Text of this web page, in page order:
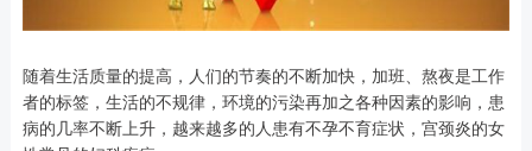
随着生活质量的提高，人们的节奏的不断加快，加班、熬夜是工作
者的标签，生活的不规律，环境的污染再加之各种因素的影响，患
病的几率不断上升，越来越多的人患有不孕不育症状，宫颈炎的女